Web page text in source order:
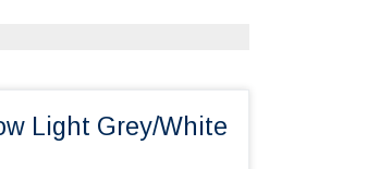
Light Grey/White